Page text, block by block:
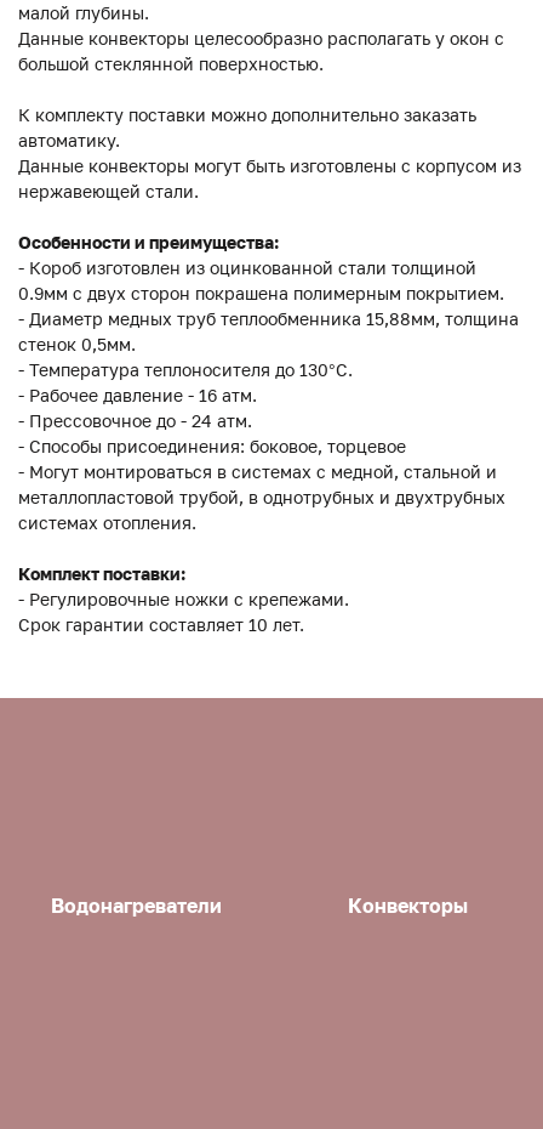
малой глубины.
Данные конвекторы целесообразно располагать у окон с
большой стеклянной поверхностью.
К комплекту поставки можно дополнительно заказать
автоматику.
Данные конвекторы могут быть изготовлены с корпусом из
нержавеющей стали.
Особенности и преимущества:
- Короб изготовлен из оцинкованной стали толщиной
0.9мм с двух сторон покрашена полимерным покрытием.
- Диаметр медных труб теплообменника 15,88мм, толщина
стенок 0,5мм.
- Температура теплоносителя до 130°C.
- Рабочее давление - 16 атм.
- Прессовочное до - 24 атм.
- Способы присоединения: боковое, торцевое
- Могут монтироваться в системах с медной, стальной и
металлопластовой трубой, в однотрубных и двухтрубных
системах отопления.
Комплект поставки:
- Регулировочные ножки с крепежами.
Срок гарантии составляет 10 лет.
Водонагреватели Конвекторы